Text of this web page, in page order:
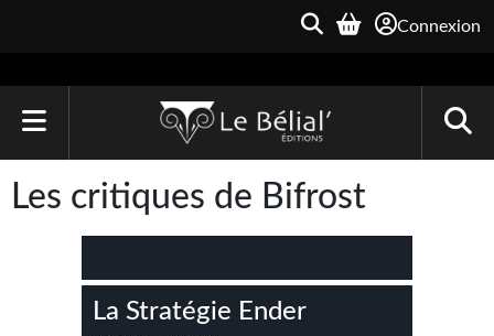
Connexion
Le Bélial'
Une Heure-Lumière
Les critiques de Bifrost
La Stratégie Ender